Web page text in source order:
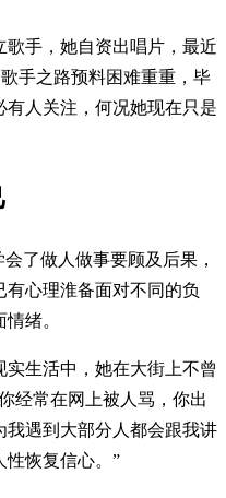
手，她自资出唱片，最近
手之路预料困难重重，毕
人关注，何况她现在只是
了做人做事要顾及后果，
心理淮备面对不同的负
绪。
生活中，她在大街上不曾
经常在网上被人骂，你出
遇到大部分人都会跟我讲
性恢复信心。”